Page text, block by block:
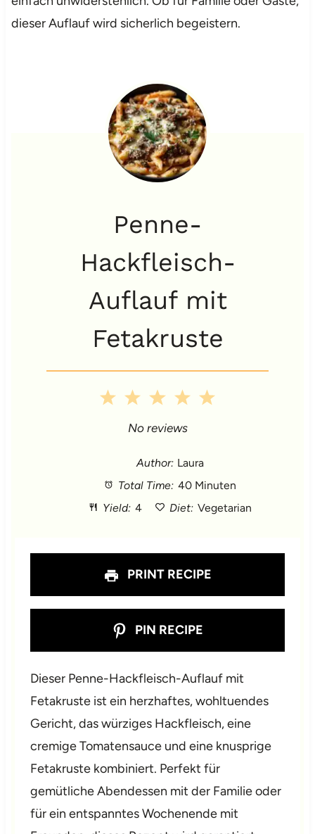
dieser Auflauf wird sicherlich begeistern.
Penne-
Hackfleisch-
Auflauf mit
Fetakruste
5
a
r
s
4
t
a
s
3
S
t
a
s
2
S
t
a
s
1
a
No reviews
Author: Laura
Total Time: 40 Minuten
Yield: 4 Diet: Vegetarian
PRINT RECIPE
PIN RECIPE
Dieser Penne-Hackfleisch-Auflauf mit
Fetakruste ist ein herzhaftes, wohltuendes
Gericht, das würziges Hackfleisch, eine
cremige Tomatensauce und eine knusprige
Fetakruste kombiniert. Perfekt für
gemütliche Abendessen mit der Familie oder
für ein entspanntes Wochenende mit